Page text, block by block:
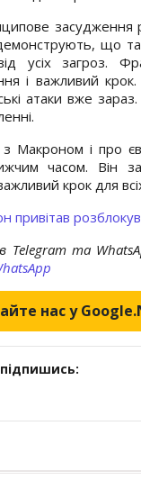
засудження
що
усіх загроз.
і важливий
атаки вже
і про
часом. Він
крок для
привітав
в Telegram та
нас у
підпишись: